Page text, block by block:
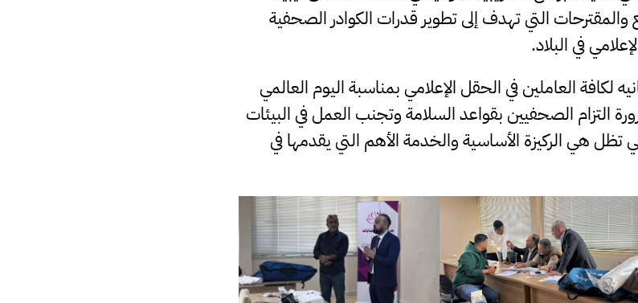
والمقترحات التي تهدف إلى تطوير قدرات الكوادر الصحفية
في البلاد.
لكافة العاملين في الحقل الإعلامي بمناسبة اليوم العالمي
التزام الصحفيين بقواعد السلامة وتجنب العمل في البيئات
هي الركيزة الأساسية والخدمة الأهم التي يقدمها في